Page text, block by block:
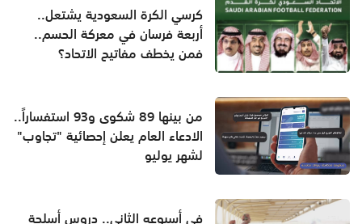
كرسي الكرة السعودية يشتعل..
أربعة فرسان في معركة الحسم..
فمن يخطف مفاتيح الاتحاد؟
من بينها 89 شكوى و93 استفساراً..
الادعاء العام يعلن إحصائية "تجاوب"
لشهر يوليو
في أسبوعه الثاني.. دروس أسلحة